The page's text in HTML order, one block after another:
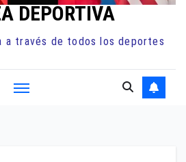
DEPORTIVA
a través de todos los deportes